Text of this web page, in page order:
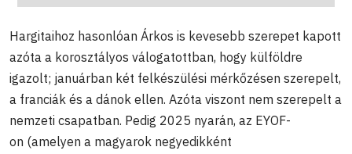
Hargitaihoz hasonlóan Árkos is kevesebb szerepet kapott
azóta a korosztályos válogatottban, hogy külföldre
igazolt; januárban két felkészülési mérkőzésen szerepelt,
a franciák és a dánok ellen. Azóta viszont nem szerepelt a
nemzeti csapatban. Pedig 2025 nyarán, az EYOF-
on (amelyen a magyarok negyedikként